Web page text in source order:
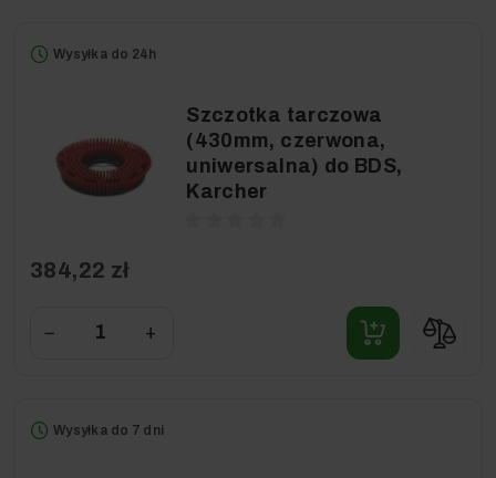
Wysyłka do 24h
Szczotka tarczowa
(430mm, czerwona,
uniwersalna) do BDS,
Karcher
384,22 zł
− +
Wysyłka do 7 dni